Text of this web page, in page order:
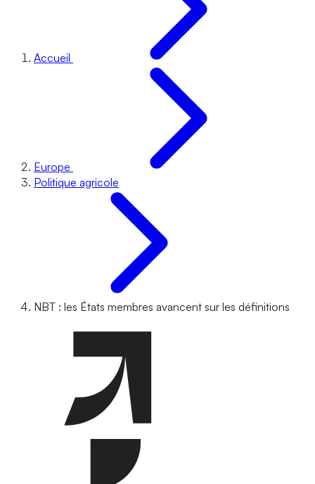
Accueil
Europe
Politique agricole
NBT : les États membres avancent sur les définitions